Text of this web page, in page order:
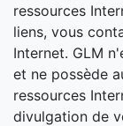
ressources
liens, vous
Internet. GLM
et ne possède
ressources
divulgation de